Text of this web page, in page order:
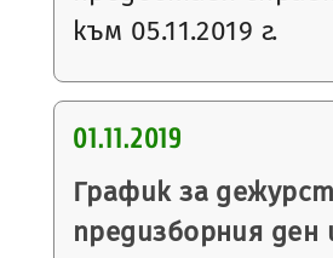
към 05.11.2019 г.
01.11.2019
График за
предизборния